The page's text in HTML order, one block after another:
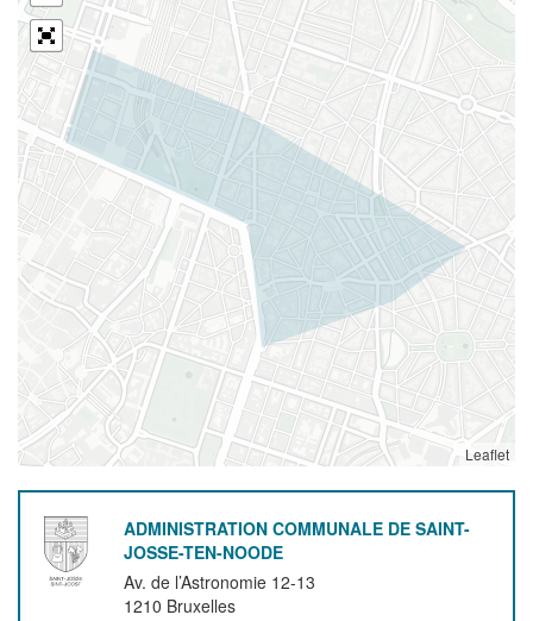
Leaflet
ADMINISTRATION COMMUNALE DE SAINT-
JOSSE-TEN-NOODE
Av. de l’Astronomie 12-13
1210 Bruxelles